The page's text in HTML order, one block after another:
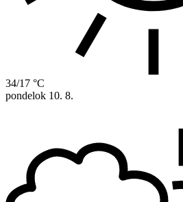
34/17 °C
pondelok 10. 8.